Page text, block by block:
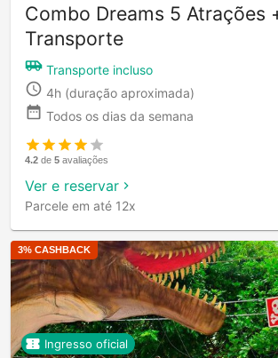
Combo Dreams 5 Atrações
Transporte
Transporte incluso
4h (duração aproximada)
Todos os dias da semana
4.2 de 5 avaliações
Ver e reservar
Parcele em até 12x
3% CASHBACK
Ingresso oficial